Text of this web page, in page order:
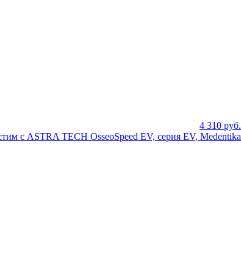
4 310 руб.
с ASTRA TECH OsseoSpeed EV, серия EV, Medentika